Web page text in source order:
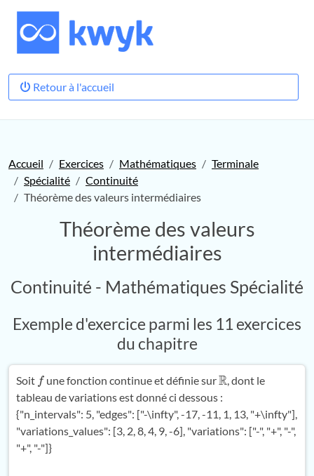
Retour à l'accueil
Accueil Exercices Mathématiques
Terminale
Spécialité
Continuité
Théorème des valeurs intermédiaires
Théorème des valeurs
intermédiaires
Continuité - Mathématiques Spécialité
Exemple d'exercice parmi les 11 exercices
du chapitre
Soit f une fonction continue et définie surR , dont le
tableau de variations est donné ci dessous :
{"n_intervals": 5, "edges": ["-\infty", -17, -11, 1, 13, "+\infty"],
"variations_values": [3, 2, 8, 4, 9, -6], "variations": ["-", "+", "-",
"+", "-"]}